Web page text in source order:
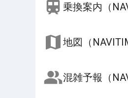
乗換案内（
地図（
混雑予報（